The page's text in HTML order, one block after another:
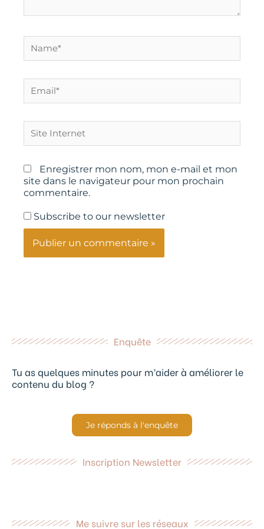
Internet
Enregistrer mon nom, mon e-mail et mon
site dans le navigateur pour mon prochain
commentaire.
Subscribe to our newsletter
Enquête
Tu as quelques minutes pour m’aider à améliorer le
contenu du blog ?
Je réponds à l'enquête
Inscription Newsletter
Me suivre sur les réseaux